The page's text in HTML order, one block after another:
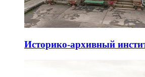
Историко-архивный